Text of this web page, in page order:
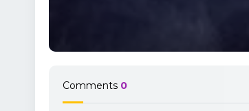
Comments 0